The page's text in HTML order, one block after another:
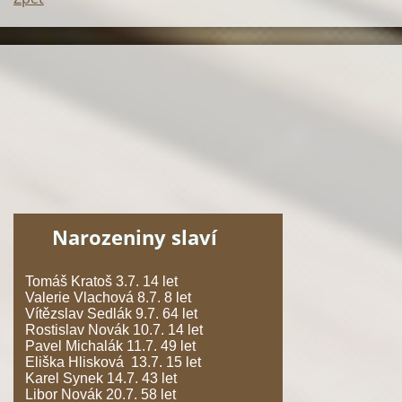
Narozeniny slaví
Tomáš Kratoš 3.7. 14 let
Valerie Vlachová 8.7. 8 let
Vítězslav Sedlák 9.7. 64 let
Rostislav Novák 10.7. 14 let
Pavel Michalák 11.7. 49 let
Eliška Hlisková 13.7. 15 let
Karel Synek 14.7. 43 let
Libor Novák 20.7. 58 let